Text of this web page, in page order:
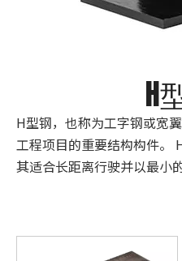
H
H型钢，也称为工字钢或宽
工程项目的重要结构构件。
其适合长距离行驶并以最小